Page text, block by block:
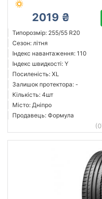
2019 ₴
Типорозмір: 255/55 R20
Сезон: літня
Індекс навантаження: 110
Індекс швидкості: Y
Посиленість: XL
Залишок протектора: -
Кількість: 4шт
Місто: Дніпро
Продавець: Формула